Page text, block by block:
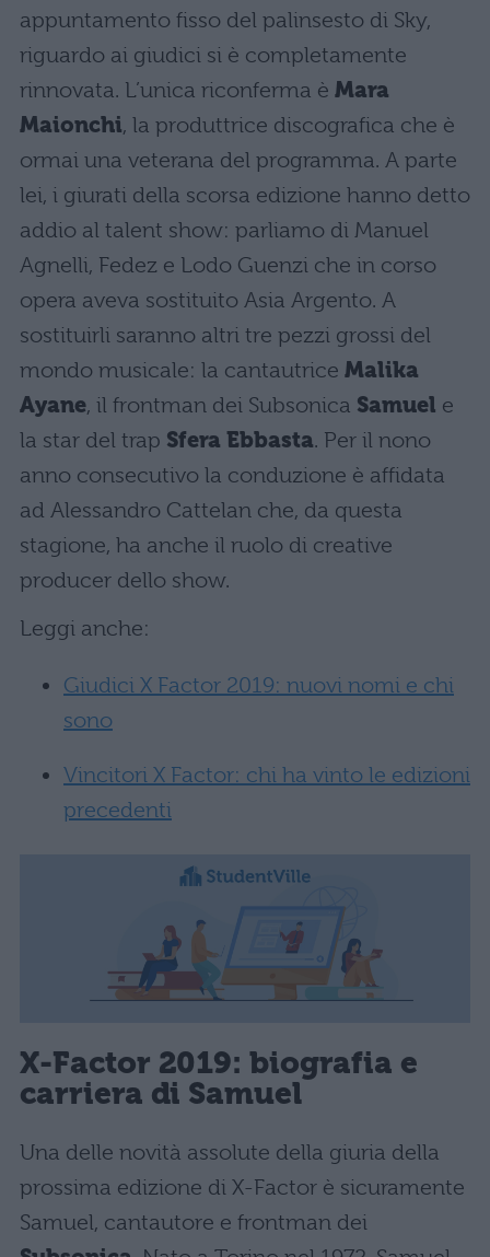
appuntamento fisso del palinsesto di Sky,
riguardo ai giudici si è completamente
rinnovata. L’unica riconferma è Mara
Maionchi, la produttrice discografica che è
ormai una veterana del programma. A parte
lei, i giurati della scorsa edizione hanno detto
addio al talent show: parliamo di Manuel
Agnelli, Fedez e Lodo Guenzi che in corso
opera aveva sostituito Asia Argento. A
sostituirli saranno altri tre pezzi grossi del
mondo musicale: la cantautrice Malika
Ayane, il frontman dei Subsonica Samuel e
la star del trap Sfera Ebbasta. Per il nono
anno consecutivo la conduzione è affidata
ad Alessandro Cattelan che, da questa
stagione, ha anche il ruolo di creative
producer dello show.
Leggi anche:
Giudici X Factor 2019: nuovi nomi e chi
sono
Vincitori X Factor: chi ha vinto le edizioni
precedenti
X-Factor 2019: biografia e
carriera di Samuel
Una delle novità assolute della giuria della
prossima edizione di X-Factor è sicuramente
Samuel, cantautore e frontman dei